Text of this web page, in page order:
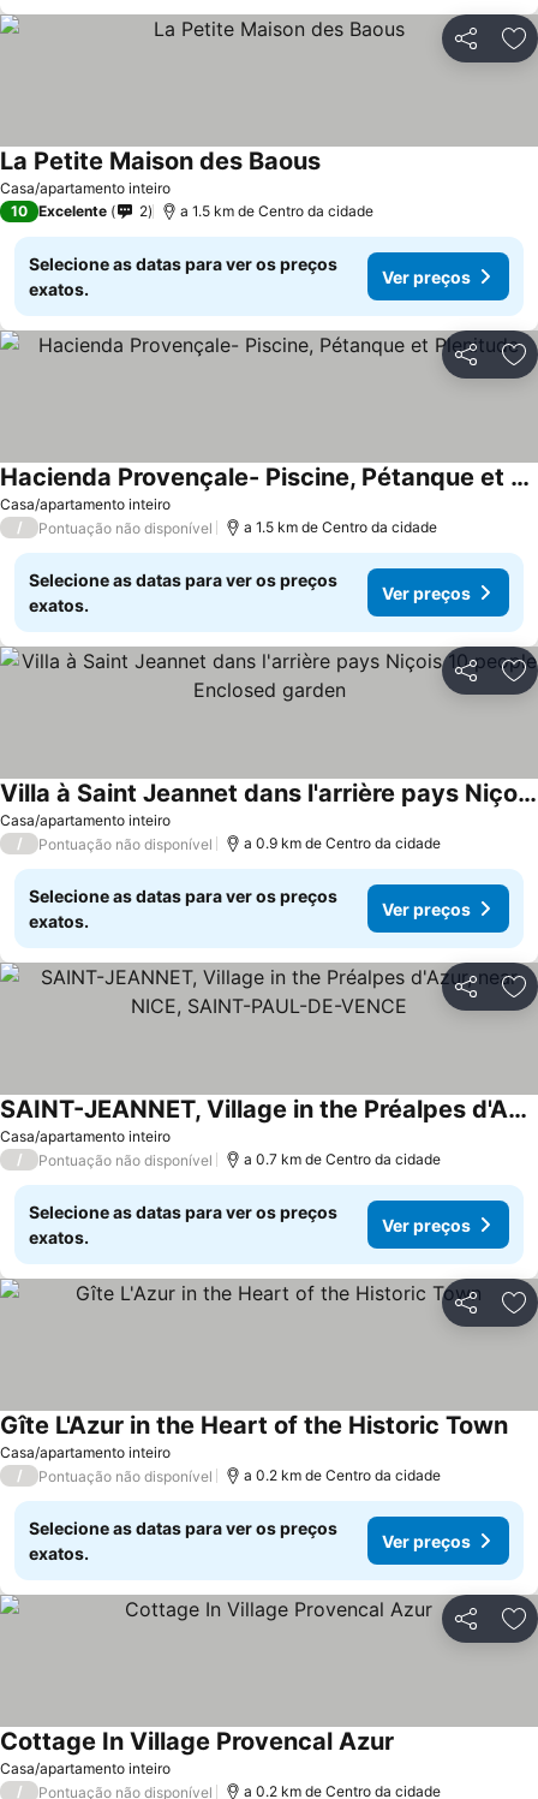
Partilhar
Casa/apartamento inteiro
La Petite Maison des BaousVer preços
10 Excelente 2 a 1.5 km de Centro da cidade
Selecione as datas para ver os preços
exatos.
Ver preços
Partilhar
Casa/apartamento inteiro
Hacienda Provençale- Piscine, Pétanque et Plenitude
Ver preços
/ Pontuação não disponível a 1.5 km de Centro da cidade
Selecione as datas para ver os preços
exatos.
Ver preços
Partilhar
Casa/apartamento inteiro
Villa à Saint Jeannet dans l'arrière pays Niçois 10 people Enclosed garden
Ver preços
/ Pontuação não disponível a 0.9 km de Centro da cidade
Selecione as datas para ver os preços
exatos.
Ver preços
Partilhar
Casa/apartamento inteiro
SAINT-JEANNET, Village in the Préalpes d'Azur, near NICE, SAINT-PAUL-DE-VENCE
Ver preços
/ Pontuação não disponível a 0.7 km de Centro da cidade
Selecione as datas para ver os preços
exatos.
Ver preços
Partilhar
Casa/apartamento inteiro
Gîte L'Azur in the Heart of the Historic Town
/ Pontuação não disponível a 0.2 km de Centro da cidade
Selecione as datas para ver os preços
exatos.
Ver preços
Partilhar
Casa/apartamento inteiro
Cottage In Village Provencal Azur
/ Pontuação não disponível a 0.2 km de Centro da cidade